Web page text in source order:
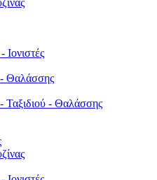
Ιονιστές
Θαλάσσης
Ταξιδιού - Θαλάσσης